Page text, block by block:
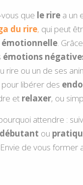
vous que le rirea un
du rire, qui peut
émotionnelle.
émotions
rire ou un de ses
pour libérer des
et relaxer, ou
attendre :
débutant ou
de vous former